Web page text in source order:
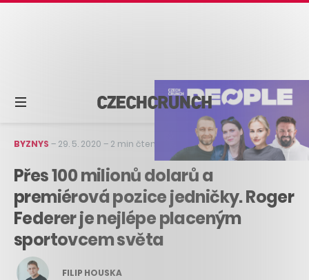
BYZNYS – 29. 5. 2020 – 2 min čtení
Přes 100 milionů dolarů a
premiérová pozice jedničky. Roger
Federer je nejlépe placeným
sportovcem světa
FILIP HOUSKA